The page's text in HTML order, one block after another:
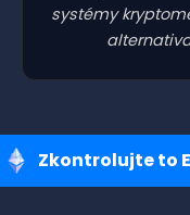
systémy
Zkontrolujte to